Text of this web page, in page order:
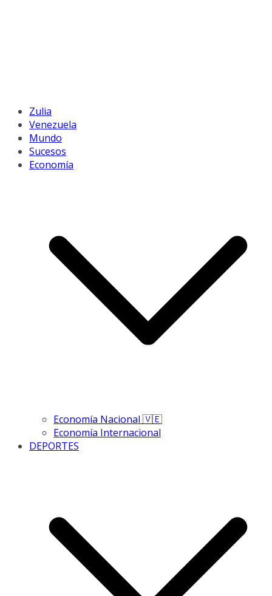
Zulia
Venezuela
Mundo
Sucesos
Economía
Economía Nacional 🇻🇪
Economía Internacional
DEPORTES